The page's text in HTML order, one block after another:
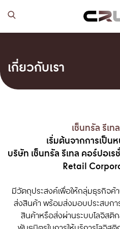
เกี่ยวกับเรา
เซ็นทรัล รีเทล
เริ่มต้นจากการเป็
บริษัท เซ็นทรัล รีเทล คอร์ปอเ
Retail
มีวัตถุประสงค์เพื่อให้กลุ่มธุรกิจค้
ส่งสินค้า พร้อมส่งมอบประสบก
สินค้าหรือส่งผ่านระบบโลจิสติ